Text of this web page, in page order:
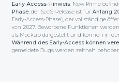
Early-Access-Hinweis: New Prime
Phase; der SaaS-Release ist für Anfang
Early-Access-Phase), der voll­ständige
von 2027. Beworbene Funktionen
als Mockup dargestellt und können in
Während des Early-Access können
gemeldete Bugs werden zeitnah